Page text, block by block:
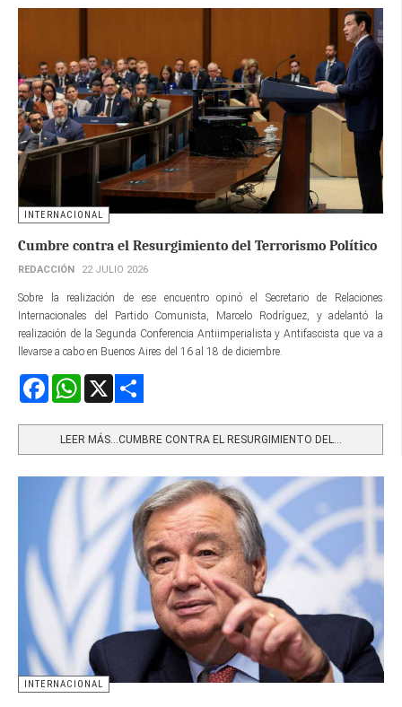
INTERNACIONAL
Cumbre contra el Resurgimiento del Terrorismo Político
REDACCIÓN 22 JULIO 2026
Sobre la realización de ese encuentro opinó el Secretario de Relaciones
Internacionales del Partido Comunista, Marcelo Rodríguez, y adelantó la
realización de la Segunda Conferencia Antiimperialista y Antifascista que va a
llevarse a cabo en Buenos Aires del 16 al 18 de diciembre.
FacebookWhatsApp
LEER MÁS…CUMBRE CONTRA EL RESURGIMIENTO DEL...
INTERNACIONAL